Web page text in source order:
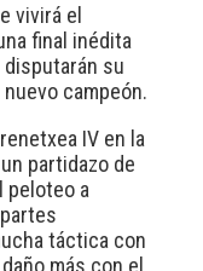
vivirá el
final inédita
disputarán su
campeón.
IV en la
partidazo de
peloteo a
táctica con
más con el